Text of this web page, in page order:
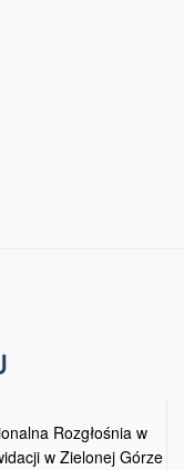
Rozgłośnia w
w Zielonej Górze